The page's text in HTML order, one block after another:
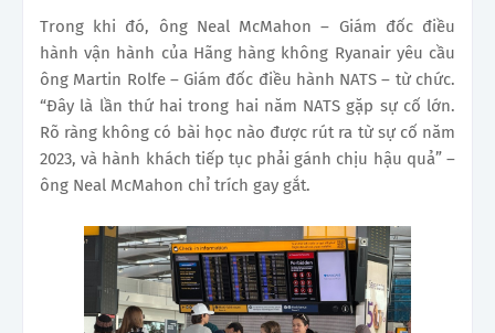
Trong khi đó, ông Neal McMahon – Giám đốc điều
hành vận hành của Hãng hàng không Ryanair yêu cầu
ông Martin Rolfe – Giám đốc điều hành NATS – từ chức.
“Đây là lần thứ hai trong hai năm NATS gặp sự cố lớn.
Rõ ràng không có bài học nào được rút ra từ sự cố năm
2023, và hành khách tiếp tục phải gánh chịu hậu quả” –
ông Neal McMahon chỉ trích gay gắt.